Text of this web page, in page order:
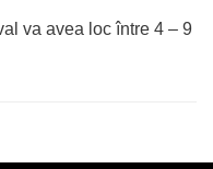
va avea loc între 4 – 9